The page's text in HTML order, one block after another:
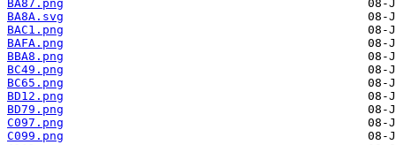
BA87.png
BA8A.svg
BAC1.png
BAFA.png
BBA8.png
BC49.png
BC65.png
BD12.png
BD79.png
C097.png
C099.png